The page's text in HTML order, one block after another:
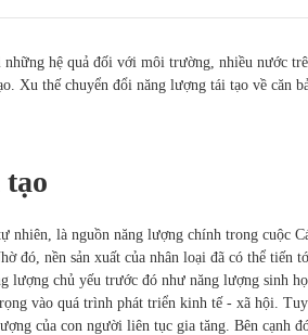
những hệ quả đối với môi trường, nhiều nước
Xu thế chuyển đổi năng lượng tái tạo về căn
nhiên, là nguồn năng lượng chính trong cuộc
nền sản xuất của nhân loại đã có thể tiến
lượng chủ yếu trước đó như năng lượng sinh
vào quá trình phát triển kinh tế - xã hội.
của con người liên tục gia tăng. Bên cạnh